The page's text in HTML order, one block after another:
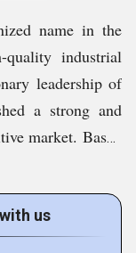
name in the
industrial
leadership of
a strong and
market. Based
been serving
since 1996.
And Field Coil,
us